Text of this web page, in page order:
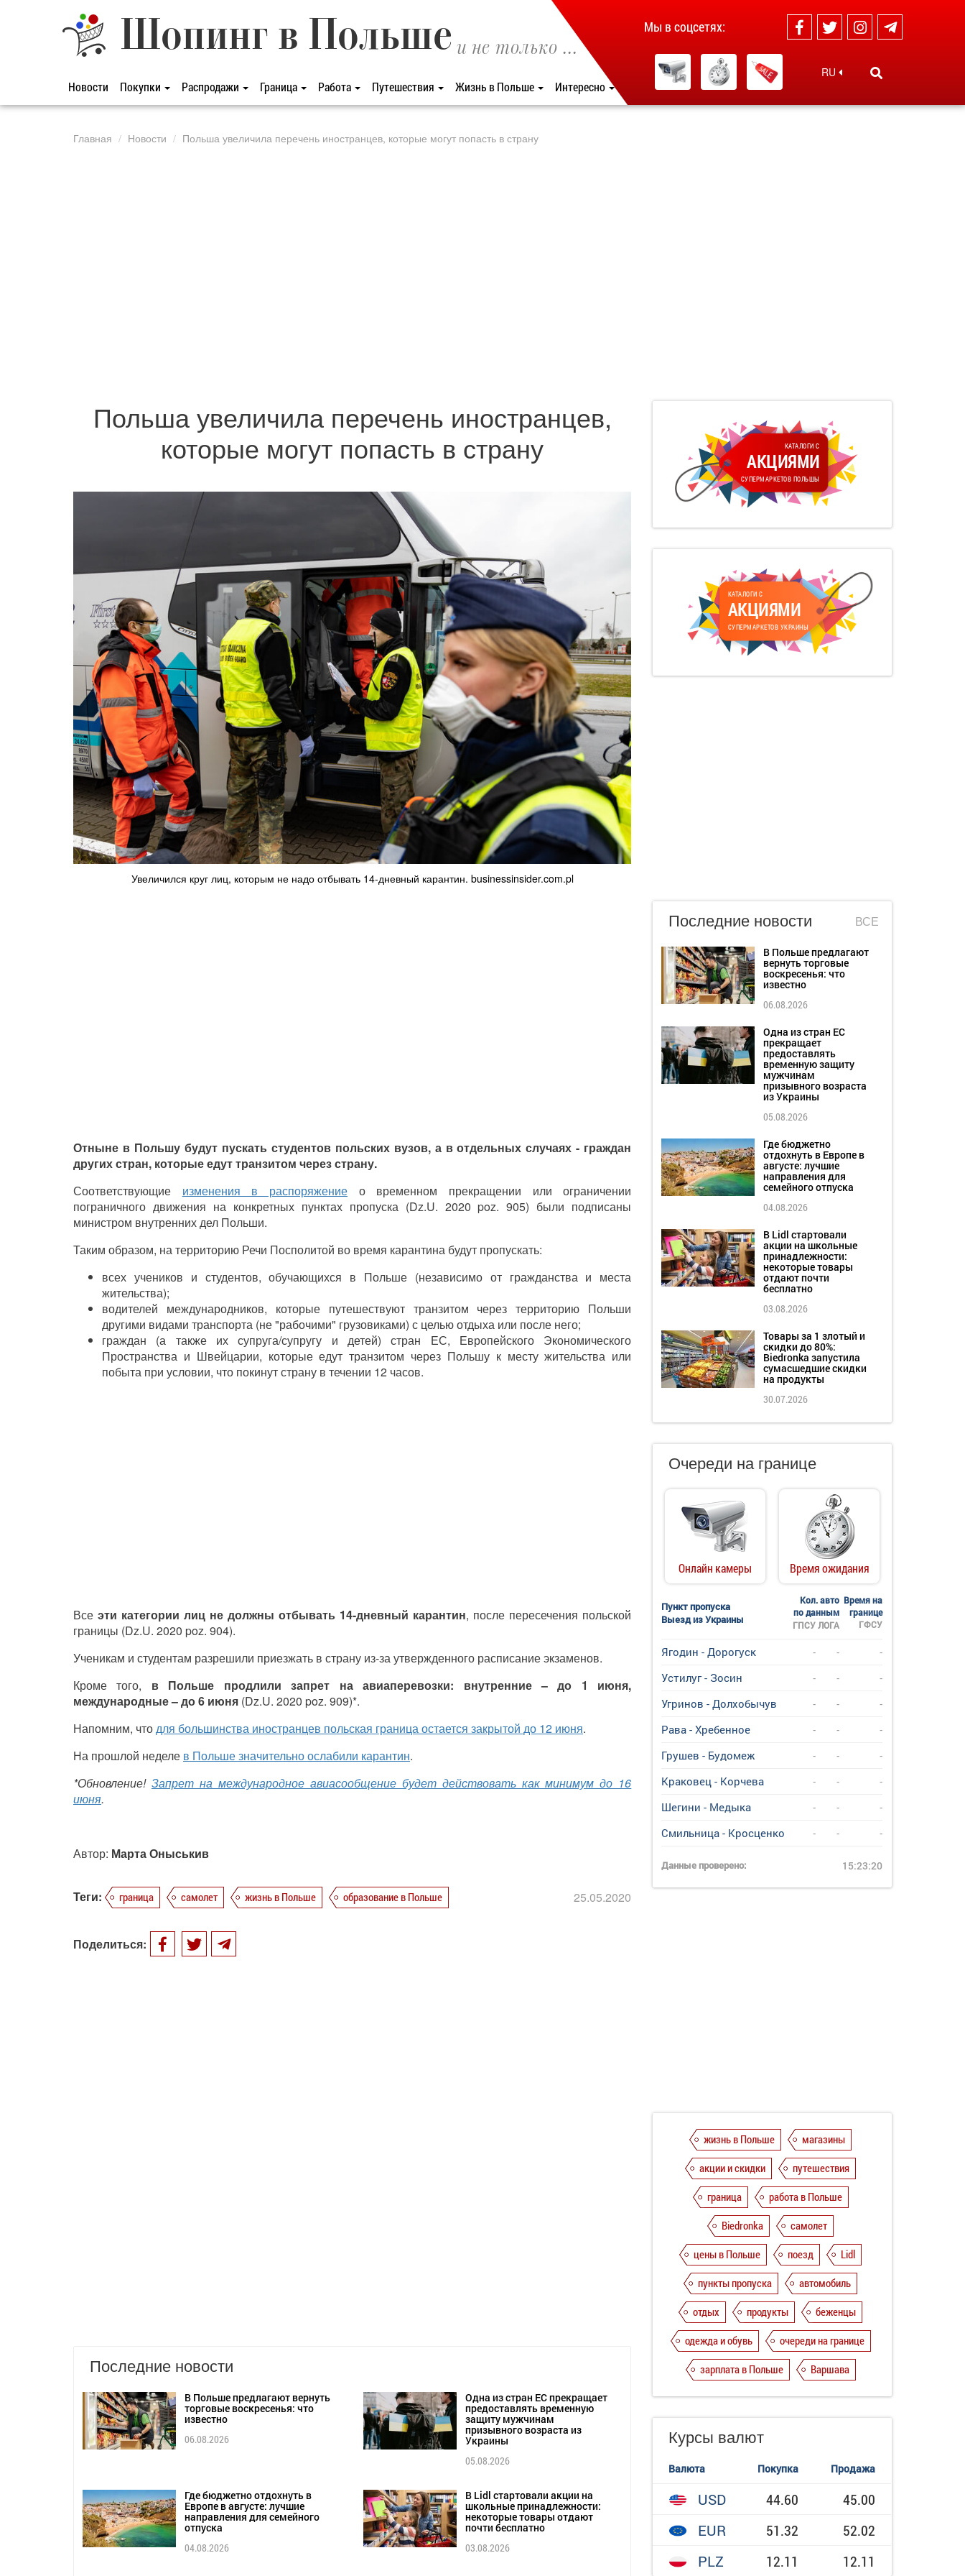
Шопинг в Польше и не только ...
Новости Покупки Распродажи Граница Работа Путешествия Жизнь в Польше Интересно
Мы в соцсетях:
RU
Главная Новости Польша увеличила перечень иностранцев, которые могут попасть в страну
Польша увеличила перечень иностранцев,
которые могут попасть в страну
Увеличился круг лиц, которым не надо отбывать 14-дневный карантин. businessinsider.com.pl
Отныне в Польшу будут пускать студентов польских вузов, а в отдельных случаях - граждан
других стран, которые едут транзитом через страну.
Соответствующие изменения в распоряжение о временном прекращении или ограничении
пограничного движения на конкретных пунктах пропуска (Dz.U. 2020 poz. 905) были подписаны
министром внутренних дел Польши.
Таким образом, на территорию Речи Посполитой во время карантина будут пропускать:
всех учеников и студентов, обучающихся в Польше (независимо от гражданства и места
жительства);
водителей международников, которые путешествуют транзитом через территорию Польши
другими видами транспорта (не "рабочими" грузовиками) с целью отдыха или после него;
граждан (а также их супруга/супругу и детей) стран ЕС, Европейского Экономического
Пространства и Швейцарии, которые едут транзитом через Польшу к месту жительства или
побыта при условии, что покинут страну в течении 12 часов.
Всеэти категории лиц не должны отбывать 14-дневный карантин, после пересечения польской
границы (Dz.U. 2020 poz. 904).
Ученикам и студентам разрешили приезжать в страну из-за утвержденного расписание экзаменов.
Кроме того, в Польше продлили запрет на авиаперевозки: внутренние – до 1 июня,
международные – до 6 июня (Dz.U. 2020 poz. 909)*.
Напомним, чтодля большинства иностранцев польская граница остается закрытой до 12 июня.
На прошлой неделе в Польше значительно ослабили карантин.
*Обновление! Запрет на международное авиасообщение будет действовать как минимум до 16
июня.
Автор: Марта Оныськив
Теги: граница самолет жизнь в Польше образование в Польше 25.05.2020
Поделиться:
Последние новости
В Польше предлагают вернуть
торговые воскресенья: что
известно
06.08.2026
Одна из стран ЕС прекращает
предоставлять временную
защиту мужчинам
призывного возраста из
Украины
05.08.2026
Где бюджетно отдохнуть в
Европе в августе: лучшие
направления для семейного
отпуска
04.08.2026
В Lidl стартовали акции на
школьные принадлежности:
некоторые товары отдают
почти бесплатно
03.08.2026
КАТАЛОГИ С
АКЦИЯМИ
СУПЕРМАРКЕТОВ ПОЛЬШЫ
КАТАЛОГИ С
АКЦИЯМИ
СУПЕРМАРКЕТОВ УКРАИНЫ
Последние новости ВСЕ
В Польше предлагают
вернуть торговые
воскресенья: что
известно
06.08.2026
Одна из стран ЕС
прекращает
предоставлять
временную защиту
мужчинам
призывного возраста
из Украины
05.08.2026
Где бюджетно
отдохнуть в Европе в
августе: лучшие
направления для
семейного отпуска
04.08.2026
В Lidl стартовали
акции на школьные
принадлежности:
некоторые товары
отдают почти
бесплатно
03.08.2026
Товары за 1 злотый и
скидки до 80%:
Biedronka запустила
сумасшедшие скидки
на продукты
30.07.2026
Очереди на границе
Онлайн камеры Время ожидания
Пункт пропуска
Выезд из Украины
Кол. авто
по данным
Время на
границе
ГФСУ
ГПСУ ЛОГА
Ягодин - Дорогуск - -
-
Устилуг - Зосин
- -
-
Угринов - Долхобычув
- -
-
Рава - Хребенное
- -
-
Грушев - Будомеж
- -
-
Краковец - Корчева
- -
-
Шегини - Медыка
- -
-
Смильница - Кросценко
- - -
Данные проверено: 15:23:20
жизнь в Польше
магазины
акции и скидки
путешествия
граница
работа в Польше
Biedronka
самолет
цены в Польше
поезд
Lidl
пункты пропуска
автомобиль
отдых
продукты
беженцы
одежда и обувь
очереди на границе
зарплата в Польше
Варшава
Курсы валют
Валюта Покупка Продажа
USD 44.60
45.00
EUR
51.32
52.02
PLZ
12.11 12.11